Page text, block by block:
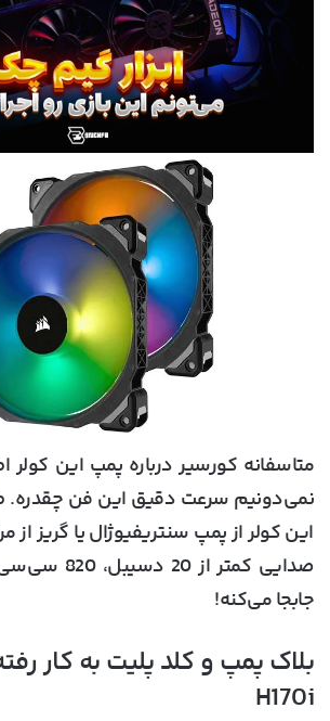
متاسفانه کورسیر درباره پمپ این کولر
نمی‌دونیم سرعت دقیق این فن چقدره.
این کولر از پمپ سنتریفیوژال یا گریز از
صدایی کمتر
جابجا می‌کنه!
H170i